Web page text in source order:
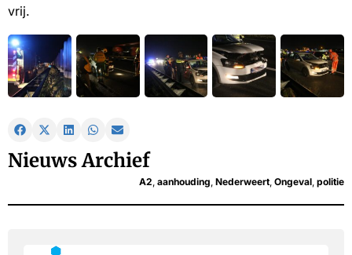
vrij.
Nieuws Archief
A2, aanhouding, Nederweert, Ongeval, politie